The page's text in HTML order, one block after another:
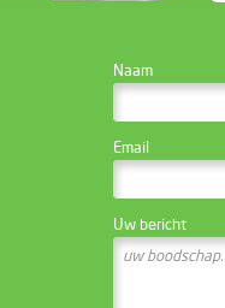
Naam
Email
Uw bericht